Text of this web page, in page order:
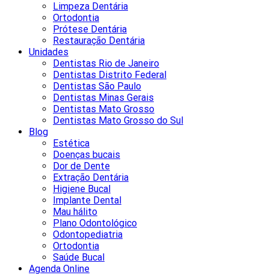
Limpeza Dentária
Ortodontia
Prótese Dentária
Restauração Dentária
Unidades
Dentistas Rio de Janeiro
Dentistas Distrito Federal
Dentistas São Paulo
Dentistas Minas Gerais
Dentistas Mato Grosso
Dentistas Mato Grosso do Sul
Blog
Estética
Doenças bucais
Dor de Dente
Extração Dentária
Higiene Bucal
Implante Dental
Mau hálito
Plano Odontológico
Odontopediatria
Ortodontia
Saúde Bucal
Agenda Online